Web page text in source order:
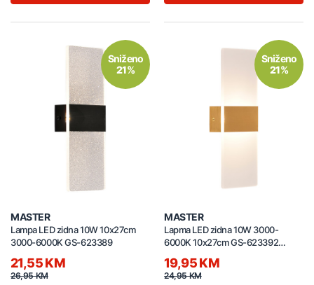
Sniženo
21%
MASTER
Lampa LED zidna 10W 10x27cm
3000-6000K GS-623389
21,55 KM
26,95 KM
Sniženo
21%
MASTER
Lapma LED zidna 10W 3000-
6000K 10x27cm GS-623392
19,95 KM
24,95 KM